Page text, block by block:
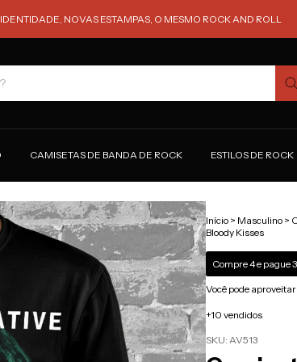
NOVAS ESTAMPAS, O MESMO ROCK AND ROLL
CAMISETAS DE BANDA DE ROCK ESTILOS DE ROCK
Início > Masculino >
Bloody Kisses
Compre 4 e pague
Você pode
+10 vendidos
SKU: AV513